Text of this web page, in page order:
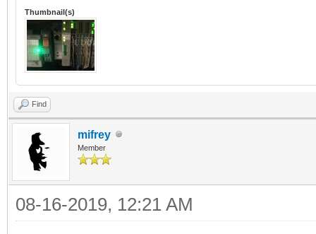
Thumbnail(s)
Find
mifrey
Member
08-16-2019, 12:21 AM